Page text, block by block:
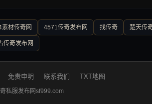
素材传奇网 4571传奇发布网 找传奇 楚天传
传奇发布网
免责申明 联系我们 TXT地图
私服发布网sf999.com